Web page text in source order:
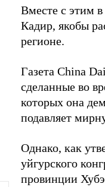
Вместе с этим в
Кадир, якобы
регионе.
Газета China
сделанные во
которых она
подавляет
Однако, как
уйгурского
провинции